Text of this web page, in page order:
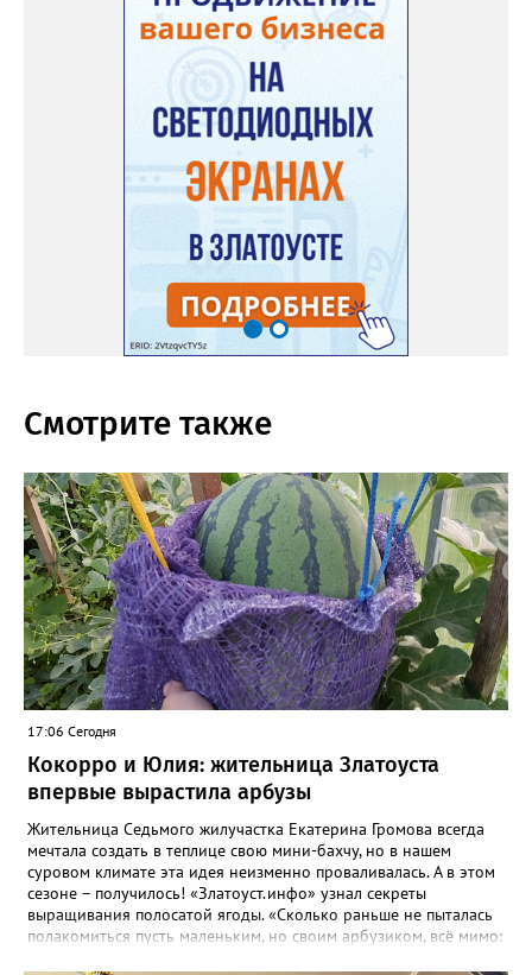
Смотрите также
17:06 Сегодня
Кокорро и Юлия: жительница Златоуста
впервые вырастила арбузы
Жительница Седьмого жилучастка Екатерина Громова всегда
мечтала создать в теплице свою мини-бахчу, но в нашем
суровом климате эта идея неизменно проваливалась. А в этом
сезоне – получилось! «Златоуст.инфо» узнал секреты
выращивания полосатой ягоды. «Сколько раньше не пыталась
полакомиться пусть маленьким, но своим арбузиком, всё мимо: